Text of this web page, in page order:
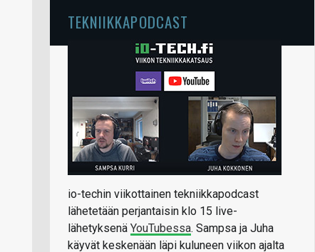
TEKNIIKKAPODCAST
io-techin viikottainen tekniikkapodcast
lähetetään perjantaisin klo 15 live-
lähetyksenä YouTubessa. Sampsa ja Juha
käyvät keskenään läpi kuluneen viikon ajalta